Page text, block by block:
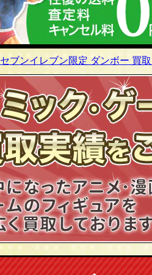
セブンイレブン限定 ダンボー 買